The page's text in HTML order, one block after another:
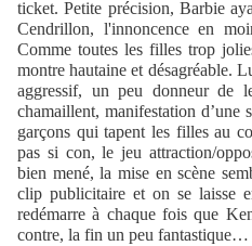
ticket. Petite précision, Barbie
Cendrillon, l'innoncence en
Comme toutes les filles trop
montre hautaine et désagréable.
aggressif, un peu donneur de
chamaillent, manifestation d’une
garçons qui tapent les filles au
pas si con, le jeu attraction/
bien mené, la mise en scène
clip publicitaire et on se laisse
redémarre à chaque fois que
contre, la fin un peu fantastique…